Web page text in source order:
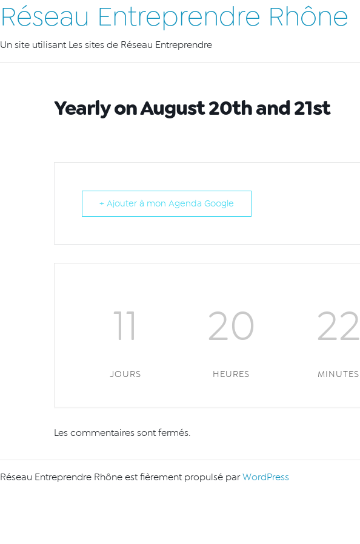
Réseau Entreprendre Rhône
Un site utilisant Les sites de Réseau Entreprendre
Yearly on August 20th and 21st
+ Ajouter à mon Agenda Google
11
JOURS
20
HEURES
22
MINUTES
Les commentaires sont fermés.
Réseau Entreprendre Rhône est fièrement propulsé parWordPress